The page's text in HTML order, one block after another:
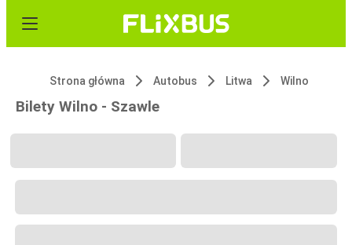
Strona główna Autobus Litwa Wilno
Bilety Wilno - Szawle